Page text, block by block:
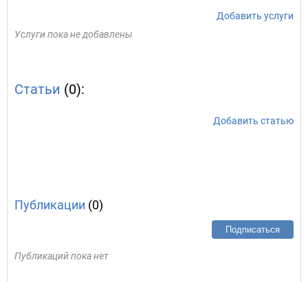
Добавить услуги
Услуги пока не добавлены
Статьи (0):
Добавить статью
Публикации (0)
Подписаться
Публикаций пока нет